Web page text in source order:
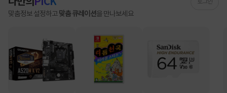
로그인
맞춤정보 설정하고맞춤 큐레이션을 만나보세요